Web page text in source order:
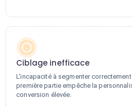
Ciblage inefficace
L'incapacité à segmenter
première partie empêche la
conversion élevée.